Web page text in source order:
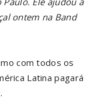
ontem na Band
com todos os
Latina pagará